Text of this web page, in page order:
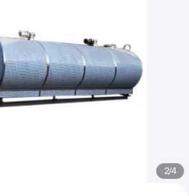
2/4